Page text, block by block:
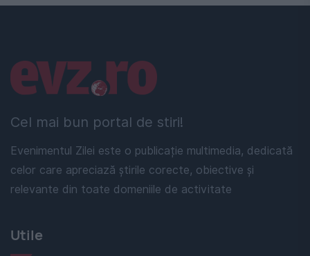
Cel mai bun portal de stiri!
Evenimentul Zilei este o publicație multimedia, dedicată
celor care apreciază știrile corecte, obiective și
relevante din toate domeniile de activitate
Linkuri utile
Utile